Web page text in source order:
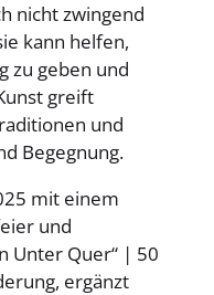
nicht zwingend
kann helfen,
zu geben und
greift
und
Begegnung.
mit einem
und
Unter Quer“ | 50
ergänzt